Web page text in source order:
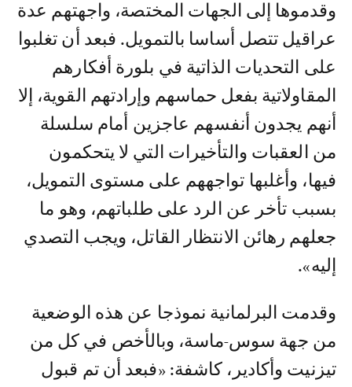
وقدموها إلى الجهات المختصة، واجهتهم عدة
عراقيل تتصل أساسا بالتمويل. فبعد أن تغلبوا
على التحديات الذاتية في بلورة أفكارهم
المقاولاتية بفعل حماسهم وإرادتهم القوية، إلا
أنهم يجدون أنفسهم عاجزين أمام سلسلة
من العقبات والتأخيرات التي لا يتحكمون
فيها، وأغلبها تواجههم على مستوى التمويل،
بسبب تأخر عن الرد على طلباتهم، وهو ما
جعلهم رهائن الانتظار القاتل، ويجب التصدي
إليه».
وقدمت البرلمانية نموذجا عن هذه الوضعية
من جهة سوس-ماسة، وبالأخص في كل من
تيزنيت وأكادير، كاشفة: «فبعد أن تم قبول